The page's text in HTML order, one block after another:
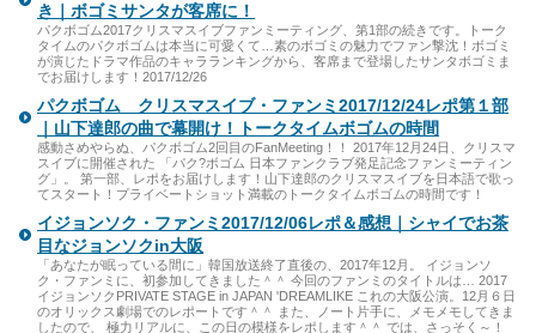
き｜ボゴミサンタが客席に！
パクボゴム2017クリスマスイブファンミーティング、第1部の続きです。トーク
タイムのパクボゴムは本当に可愛くて…素のボゴミの魅力でファン撃沈！ボゴミ
が演じたドラマ作品のキャラランキングから、客席まで登場したサンタボゴミま
でお届けします！2017/12/26
パクボゴム クリスマスイブ・ファンミ2017/12/24レポ第１部
｜山下達郎の曲で幕開け！トークタイムボゴムの時間
感動さめやらぬ、パクボゴム2回目のFanMeeting！！ 2017年12月24日、クリスマ
スイブに開催された 「パク?ボゴム 日本ファンクラブ発足記念ファンミーティン
グ」。 第一部、レポをお届けします！山下達郎のクリスマスイブを日本語で歌っ
てスタート！プライベートショット満載のトークタイムボゴムの時間です！
イジョンソク・ファンミ2017/12/06レポ＆感想｜シャイでお茶
目なジョンソクin大阪
「あなたが眠っている間に」韓国放送終了直後の、2017年12月。 イジョンソ
ク・ファンミに、初参加してきました＾＾ 今回のファンミのタイトルは… 2017
イジョンソクPRIVATE STAGE in JAPAN 'DREAMLIKE これの大阪公演。12月６日
のオリックス劇場でのレポートです＾＾ また、ノート片手に、メモメモしてきま
したので、 極力リアルに、この日の模様をレポします＾＾ では、さっそく～！